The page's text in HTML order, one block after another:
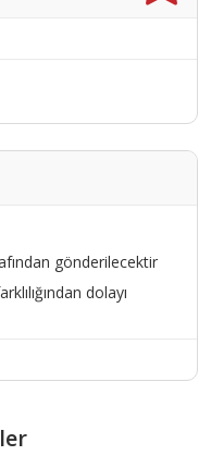
gönderilecektir
dolayı